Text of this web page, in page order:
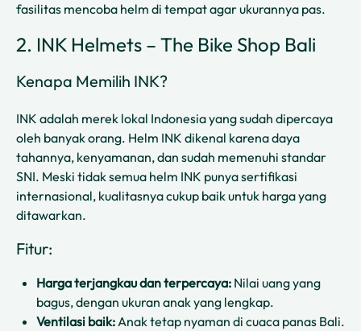
fasilitas mencoba helm di tempat agar ukurannya pas.
2. INK Helmets – The Bike Shop Bali
Kenapa Memilih INK?
INK adalah merek lokal Indonesia yang sudah dipercaya
oleh banyak orang. Helm INK dikenal karena daya
tahannya, kenyamanan, dan sudah memenuhi standar
SNI. Meski tidak semua helm INK punya sertifikasi
internasional, kualitasnya cukup baik untuk harga yang
ditawarkan.
Fitur:
Harga terjangkau dan terpercaya: Nilai uang yang
bagus, dengan ukuran anak yang lengkap.
Ventilasi baik:Anak tetap nyaman di cuaca panas Bali.